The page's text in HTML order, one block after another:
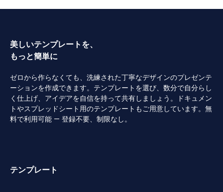
美しいテンプレートを、
もっと簡単に
ゼロから作らなくても、洗練された丁寧なデザインのプレゼンテ
ーションを作成できます。テンプレートを選び、数分で自分らし
く仕上げ、アイデアを自信を持って共有しましょう。ドキュメン
トやスプレッドシート用のテンプレートもご用意しています。無
料で利用可能 — 登録不要、制限なし。
テンプレート